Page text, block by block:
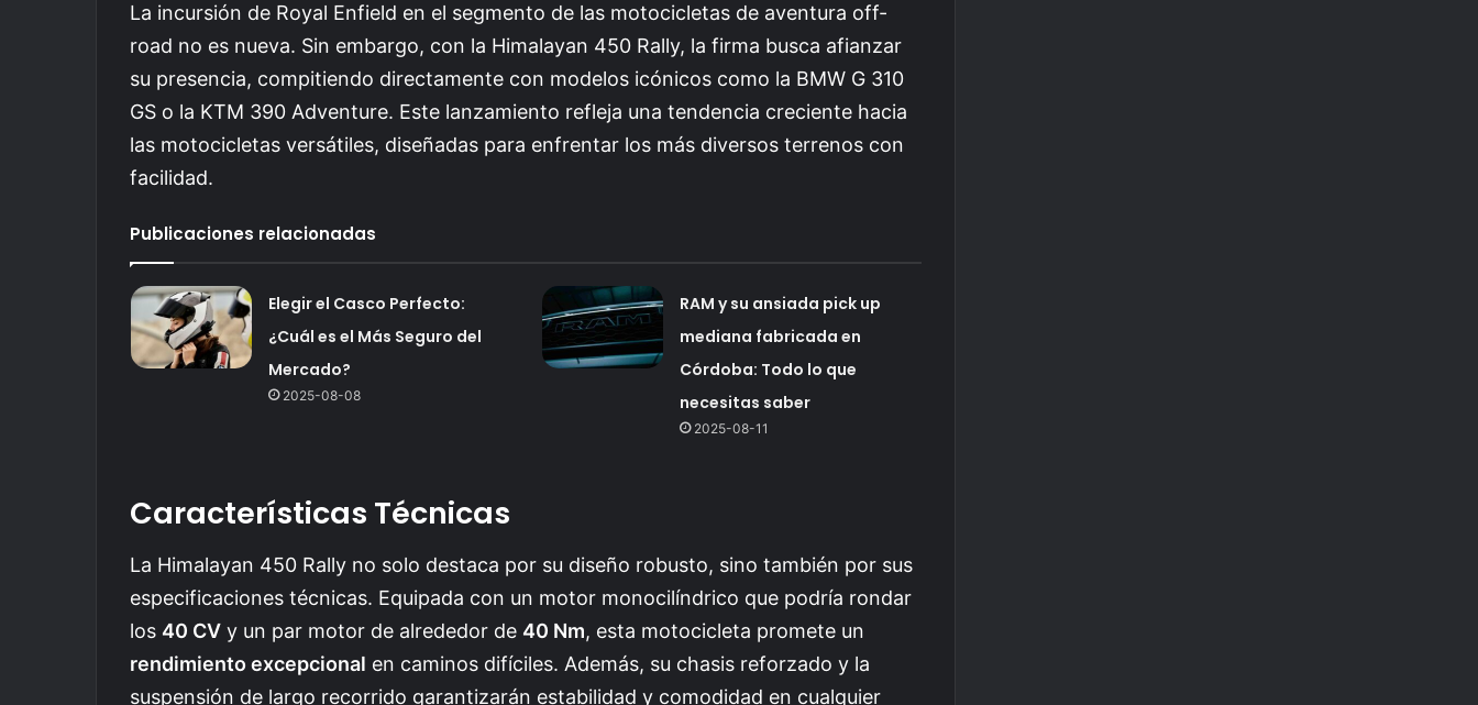
La incursión de Royal Enfield en el segmento de las motocicletas de aventura off-
road no es nueva. Sin embargo, con la Himalayan 450 Rally, la firma busca afianzar
su presencia, compitiendo directamente con modelos icónicos como la BMW G 310
GS o la KTM 390 Adventure. Este lanzamiento refleja una tendencia creciente hacia
las motocicletas versátiles, diseñadas para enfrentar los más diversos terrenos con
facilidad.
Publicaciones relacionadas
Elegir el Casco Perfecto:
¿Cuál es el Más Seguro del
Mercado?
2025-08-08
RAM y su ansiada pick up
mediana fabricada en
Córdoba: Todo lo que
necesitas saber
2025-08-11
Características Técnicas
La Himalayan 450 Rally no solo destaca por su diseño robusto, sino también por sus
especificaciones técnicas. Equipada con un motor monocilíndrico que podría rondar
los 40 CV y un par motor de alrededor de 40 Nm, esta motocicleta promete un
rendimiento excepcional en caminos difíciles. Además, su chasis reforzado y la
suspensión de largo recorrido garantizarán estabilidad y comodidad en cualquier